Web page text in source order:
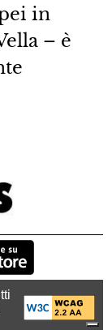
in
– è